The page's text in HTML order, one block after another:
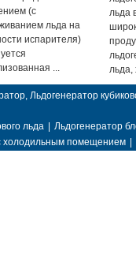
(с
льда на
испарителя)
...
льда
льда,
Льдогенератор
льда | Льдогенератор
холодильным помещением |